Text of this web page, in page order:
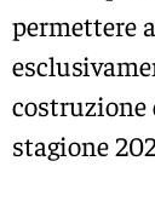
permettere
costruzione
stagione